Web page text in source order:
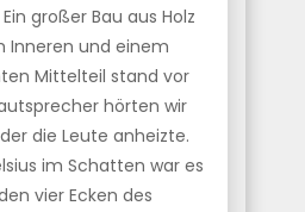
großer Bau aus Holz
Inneren und einem
Mittelteil stand vor
hörten wir
die Leute anheizte.
im Schatten war es
vier Ecken des